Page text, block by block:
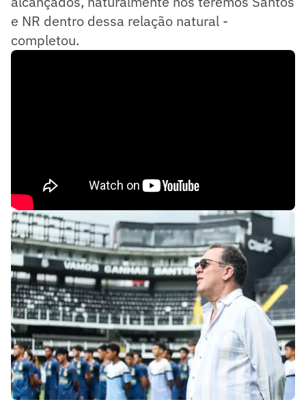
e NR dentro dessa relação natural -
completou.